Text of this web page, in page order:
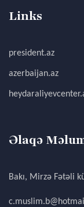
Links
president.az
azerbaijan.az
Əlaqə
Bakı, Mirzə Fətəli